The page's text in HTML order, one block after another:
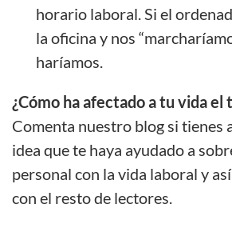
horario laboral. Si el
la oficina y nos
haríamos.
¿Cómo ha afectado a tu vida el
Comenta nuestro blog si tienes
idea que te haya ayudado a
personal con la vida laboral y
con el resto de lectores.